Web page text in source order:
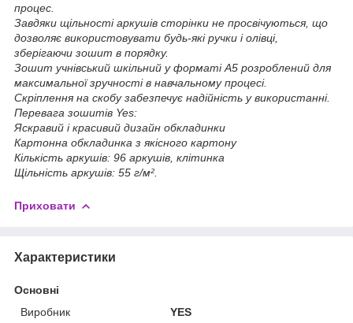
процес.
Завдяки щільності аркушів сторінки не просвічуються, що
дозволяє використовувати будь-які ручки і олівці,
зберігаючи зошит в порядку.
Зошит учнівський шкільний у форматі А5 розроблений для
максимальної зручності в навчальному процесі.
Скріплення на скобу забезпечує надійність у використанні.
Перевага зошитів Yes:
Яскравий і красивий дизайн обкладинки
Картонна обкладинка з якісного картону
Кількість аркушів: 96 аркушів, клітинка
Щільність аркушів: 55 г/м².
Приховати
Характеристики
Основні
Виробник
YES